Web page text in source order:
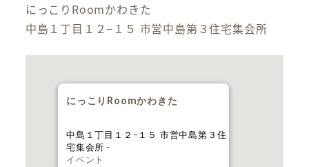
にっこりRoomかわきた
中島１丁目１２−１５ 市営中島第３住宅集会所
にっこりRoomかわきた
中島１丁目１２−１５ 市営中島第３住
宅集会所 -
イベント